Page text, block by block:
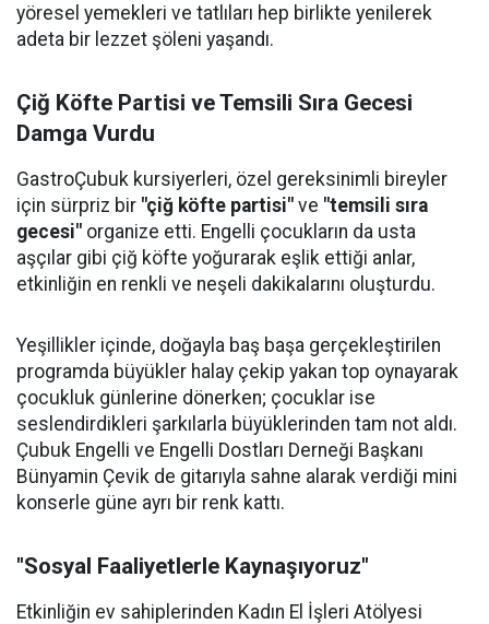
yöresel yemekleri ve tatlıları hep birlikte yenilerek
adeta bir lezzet şöleni yaşandı.
Çiğ Köfte Partisi ve Temsili Sıra Gecesi
Damga Vurdu
GastroÇubuk kursiyerleri, özel gereksinimli bireyler
için sürpriz bir "çiğ köfte partisi" ve "temsili sıra
gecesi" organize etti. Engelli çocukların da usta
aşçılar gibi çiğ köfte yoğurarak eşlik ettiği anlar,
etkinliğin en renkli ve neşeli dakikalarını oluşturdu.
Yeşillikler içinde, doğayla baş başa gerçekleştirilen
programda büyükler halay çekip yakan top oynayarak
çocukluk günlerine dönerken; çocuklar ise
seslendirdikleri şarkılarla büyüklerinden tam not aldı.
Çubuk Engelli ve Engelli Dostları Derneği Başkanı
Bünyamin Çevik de gitarıyla sahne alarak verdiği mini
konserle güne ayrı bir renk kattı.
"Sosyal Faaliyetlerle Kaynaşıyoruz"
Etkinliğin ev sahiplerinden Kadın El İşleri Atölyesi